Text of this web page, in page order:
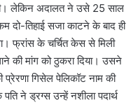
लेकिन अदालत ने उसे 25 साल
तिहाई सजा काटने के बाद ही
फ्रांस के चर्चित केस से मिली
की मांग को ठुकरा दिया। उसने
गिसेल पेलिकॉट नाम की
ने ड्रग्स उन्हें नशीला पदार्थ